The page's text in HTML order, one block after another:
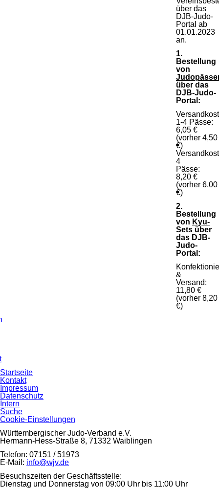
über das
DJB-Judo-
Portal ab
01.01.2023
an.
1.
Bestellung
von
über das
DJB-Judo-
Portal:
1-4 Pässe:
6,05 €
(vorher 4,50
€)
4
Pässe:
8,20 €
(vorher 6,00
€)
2.
Bestellung
von Kyu-
Sets über
das DJB-
Judo-
Portal:
&
Versand:
11,80 €
(vorher 8,20
€)
Navigation
überspringen
Startseite
Kontakt
Impressum
Datenschutz
Intern
Suche
Cookie-Einstellungen
Württembergischer Judo-Verband e.V.
Hermann-Hess-Straße 8, 71332 Waiblingen
Telefon: 07151 / 51973
E-Mail: info@wjv.de
Besuchszeiten der Geschäftsstelle:
Dienstag und Donnerstag von 09:00 Uhr bis 11:00 Uhr